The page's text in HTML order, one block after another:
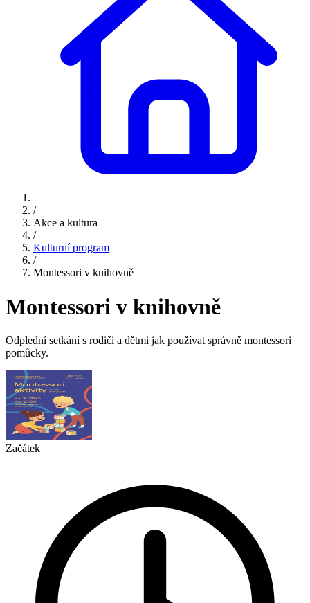
/
Akce a kultura
/
Kulturní program
/
Montessori v knihovně
Montessori v knihovně
Odplední setkání s rodiči a dětmi jak používat správně montessori
pomůcky.
Začátek